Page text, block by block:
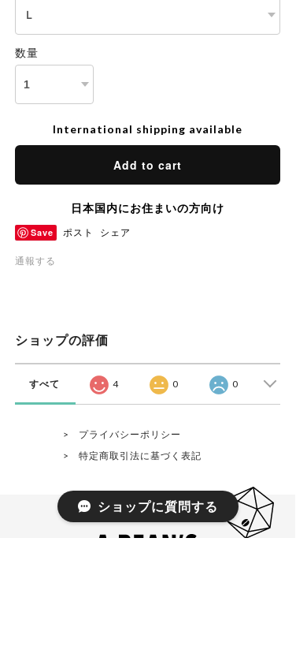
数量
International shipping available
Add to cart
日本国内にお住まいの方向け
Save ポスト シェア
通報する
ショップの評価
すべて 4 0 0
プライバシーポリシー
特定商取引法に基づく表記
ショップに質問する